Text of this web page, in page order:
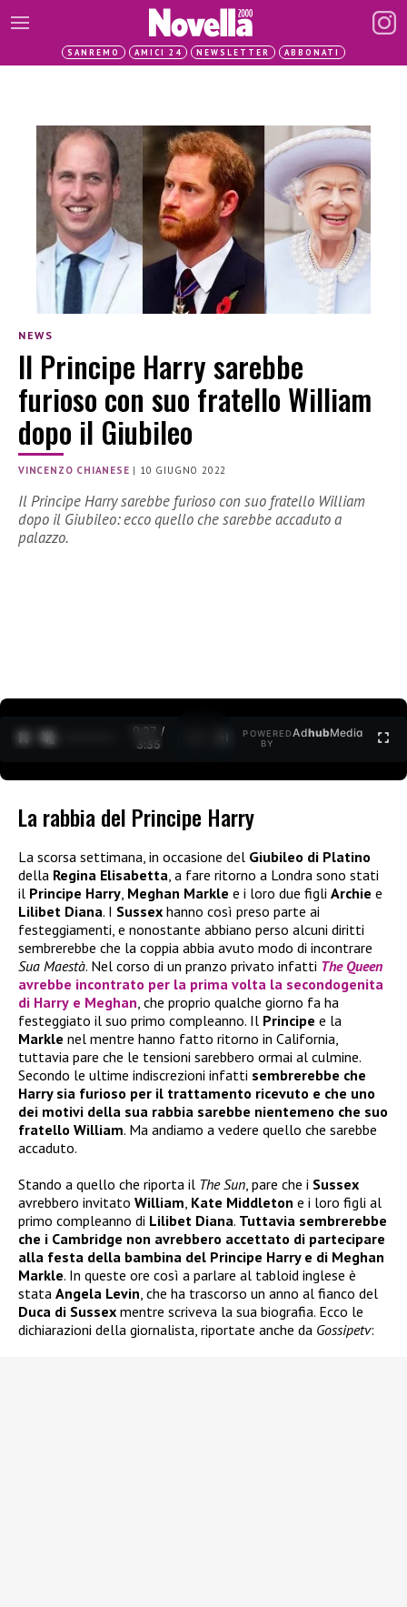
SANREMO AMICI 24 NEWSLETTER ABBONATI
NEWS
Il Principe Harry sarebbe
furioso con suo fratello William
dopo il Giubileo
VINCENZO CHIANESE | 10 GIUGNO 2022
Il Principe Harry sarebbe furioso con suo fratello William
dopo il Giubileo: ecco quello che sarebbe accaduto a
palazzo.
0:27 /
3:35
POWERED
BY
AdhubMedia
La rabbia del Principe Harry
La scorsa settimana, in occasione del Giubileo di Platino
della Regina Elisabetta, a fare ritorno a Londra sono stati
il Principe Harry, Meghan Markle e i loro due figli Archie e
Lilibet Diana. I Sussex hanno così preso parte ai
festeggiamenti, e nonostante abbiano perso alcuni diritti
sembrerebbe che la coppia abbia avuto modo di incontrare
Sua Maestà. Nel corso di un pranzo privato infatti The Queen
avrebbe incontrato per la prima volta la secondogenita
di Harry e Meghan, che proprio qualche giorno fa ha
festeggiato il suo primo compleanno. Il Principe e la
Markle nel mentre hanno fatto ritorno in California,
tuttavia pare che le tensioni sarebbero ormai al culmine.
Secondo le ultime indiscrezioni infatti sembrerebbe che
Harry sia furioso per il trattamento ricevuto e che uno
dei motivi della sua rabbia sarebbe nientemeno che suo
fratello William. Ma andiamo a vedere quello che sarebbe
accaduto.
Stando a quello che riporta il The Sun, pare che i Sussex
avrebbero invitato William, Kate Middleton e i loro figli al
primo compleanno di Lilibet Diana. Tuttavia sembrerebbe
che i Cambridge non avrebbero accettato di partecipare
alla festa della bambina del Principe Harry e di Meghan
Markle. In queste ore così a parlare al tabloid inglese è
stata Angela Levin, che ha trascorso un anno al fianco del
Duca di Sussex mentre scriveva la sua biografia. Ecco le
dichiarazioni della giornalista, riportate anche da Gossipetv: